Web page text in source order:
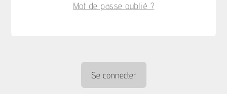
Mot de passe oublié ?